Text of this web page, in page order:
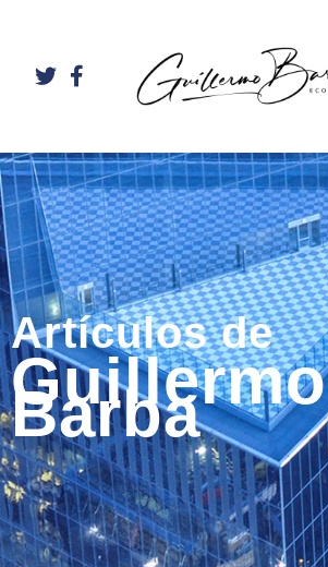
Artículos de
Guillermo
Barba